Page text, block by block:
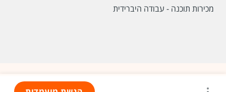
מכירות תוכנה - עבודה היברידית